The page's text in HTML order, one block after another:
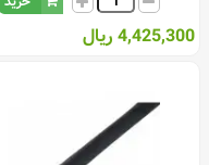
4,425,300 ریال